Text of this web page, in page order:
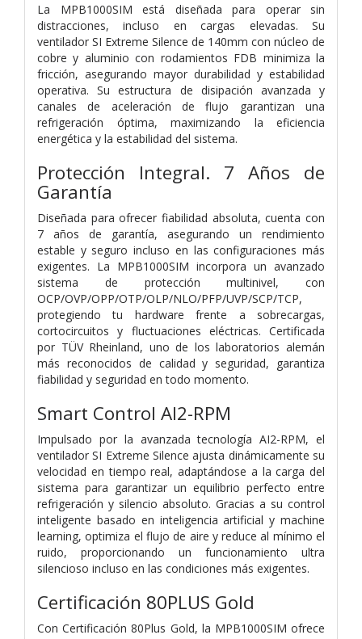
La MPB1000SIM está diseñada para operar sin
distracciones, incluso en cargas elevadas. Su
ventilador SI Extreme Silence de 140mm con núcleo de
cobre y aluminio con rodamientos FDB minimiza la
fricción, asegurando mayor durabilidad y estabilidad
operativa. Su estructura de disipación avanzada y
canales de aceleración de flujo garantizan una
refrigeración óptima, maximizando la eficiencia
energética y la estabilidad del sistema.
Protección Integral. 7 Años de
Garantía
Diseñada para ofrecer fiabilidad absoluta, cuenta con
7 años de garantía, asegurando un rendimiento
estable y seguro incluso en las configuraciones más
exigentes. La MPB1000SIM incorpora un avanzado
sistema de protección multinivel, con
OCP/OVP/OPP/OTP/OLP/NLO/PFP/UVP/SCP/TCP,
protegiendo tu hardware frente a sobrecargas,
cortocircuitos y fluctuaciones eléctricas. Certificada
por TÜV Rheinland, uno de los laboratorios alemán
más reconocidos de calidad y seguridad, garantiza
fiabilidad y seguridad en todo momento.
Smart Control AI2-RPM
Impulsado por la avanzada tecnología AI2-RPM, el
ventilador SI Extreme Silence ajusta dinámicamente su
velocidad en tiempo real, adaptándose a la carga del
sistema para garantizar un equilibrio perfecto entre
refrigeración y silencio absoluto. Gracias a su control
inteligente basado en inteligencia artificial y machine
learning, optimiza el flujo de aire y reduce al mínimo el
ruido, proporcionando un funcionamiento ultra
silencioso incluso en las condiciones más exigentes.
Certificación 80PLUS Gold
Con Certificación 80Plus Gold, la MPB1000SIM ofrece